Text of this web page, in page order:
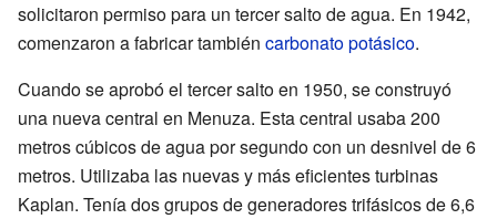
solicitaron permiso para un tercer salto de agua. En 1942,
comenzaron a fabricar también carbonato potásico.
Cuando se aprobó el tercer salto en 1950, se construyó
una nueva central en Menuza. Esta central usaba 200
metros cúbicos de agua por segundo con un desnivel de 6
metros. Utilizaba las nuevas y más eficientes turbinas
Kaplan. Tenía dos grupos de generadores trifásicos de 6,6